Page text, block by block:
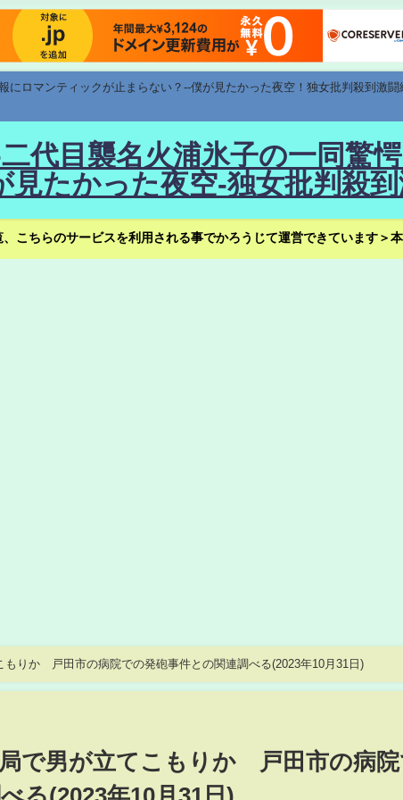
にロマンティックが止まらない？--僕が見たかった夜空！独女批判殺到激
代目襲名火浦氷子の一同驚
見たかった夜空-独女批判殺
こちらのサービスを利用される事でかろうじて運営できています＞
もりか 戸田市の病院での発砲事件との関連調べる(2023年10月31日)
局で男が立てこもりか 戸田市の病